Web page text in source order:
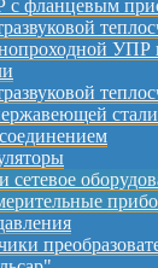
с фланцевым
УПР
сетевое